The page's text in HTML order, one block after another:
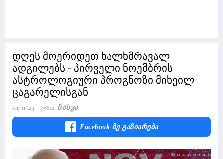
დღეს მოერიდეთ ხალხმრავალ
ადგილებს - პირველი ნოემბრის
ასტროლოგიური პროგნოზი მიხეილ
ცაგარელისგან
01/11/23 35612 Ნახვა
Facebook-Ზე Გაზიარება